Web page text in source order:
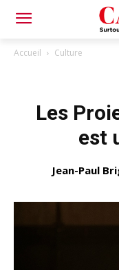
Accueil Culture
Les
est
Jean-Paul